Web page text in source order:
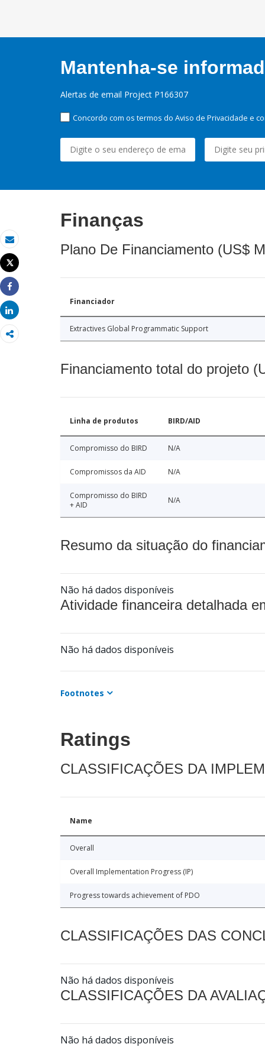
Email
Imprimir
Tweet
Share
Share
Mantenha-se
Alertas de email Project P166307
Concordo com os termos do Aviso de Privacidade e
Finanças
Plano De Financiamento (US$
Financiador
Extractives Global Programmatic Support
Financiamento total do projeto
Linha de produtos BIRD/AID
Compromisso do BIRD N/A
Compromissos da AID N/A
Compromisso do BIRD
+ AID
N/A
Resumo da situação do
Não há dados disponíveis
Atividade financeira detalhada
Não há dados disponíveis
Footnotes
Ratings
CLASSIFICAÇÕES DA
Name
Overall
Overall Implementation Progress (IP)
Progress towards achievement of PDO
CLASSIFICAÇÕES DAS
Não há dados disponíveis
CLASSIFICAÇÕES DA
Não há dados disponíveis